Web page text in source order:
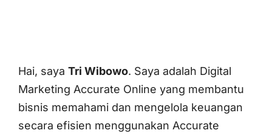
Hai, saya Tri Wibowo. Saya adalah Digital
Marketing Accurate Online yang membantu
bisnis memahami dan mengelola keuangan
secara efisien menggunakan Accurate